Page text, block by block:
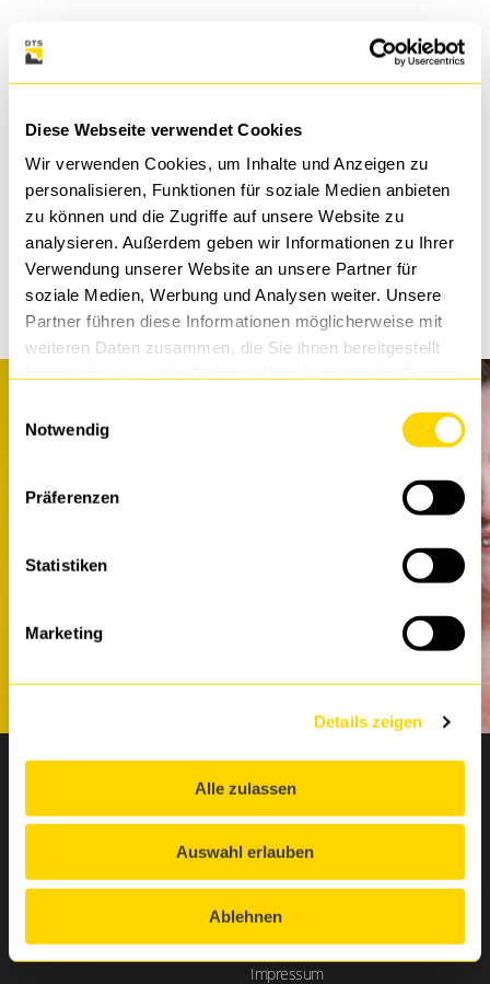
Diese Webseite verwendet Cookies
Wir verwenden Cookies, um Inhalte und Anzeigen zu
personalisieren, Funktionen für soziale Medien anbieten
zu können und die Zugriffe auf unsere Website zu
analysieren. Außerdem geben wir Informationen zu Ihrer
Verwendung unserer Website an unsere Partner für
soziale Medien, Werbung und Analysen weiter. Unsere
Partner führen diese Informationen möglicherweise mit
weiteren Daten zusammen, die Sie ihnen bereitgestellt
Notwendig
Präferenzen
Statistiken
Marketing
Details zeigen
Alle zulassen
Auswahl erlauben
Ablehnen
ZURÜCK
TEILEN
Vereinbaren Sie einen
Schrewestraße 2
+49 5221 1013-000
Rechtliches
AGB
Data Act
Impressum